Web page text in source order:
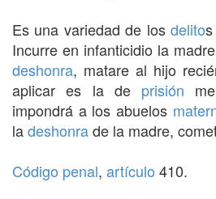
Es una variedad de los delito
Incurre en infanticidio la
deshonra, matare al hijo
aplicar es la de prisión
impondrá a los abuelos
ladeshonrade la madre,
Código penal, artículo 410.